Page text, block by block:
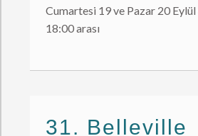
Cumartesi 19 ve Pazar 20
18:00 arası
31. Belleville